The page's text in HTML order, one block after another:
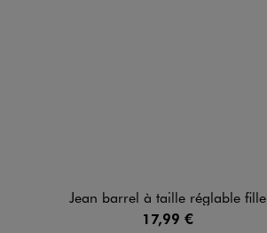
Jean barrel à taille réglable fille
17,99 €